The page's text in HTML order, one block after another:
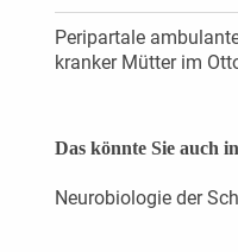
Peripartale
kranker Mütter im
Das könnte Sie auch
Neurobiologie der